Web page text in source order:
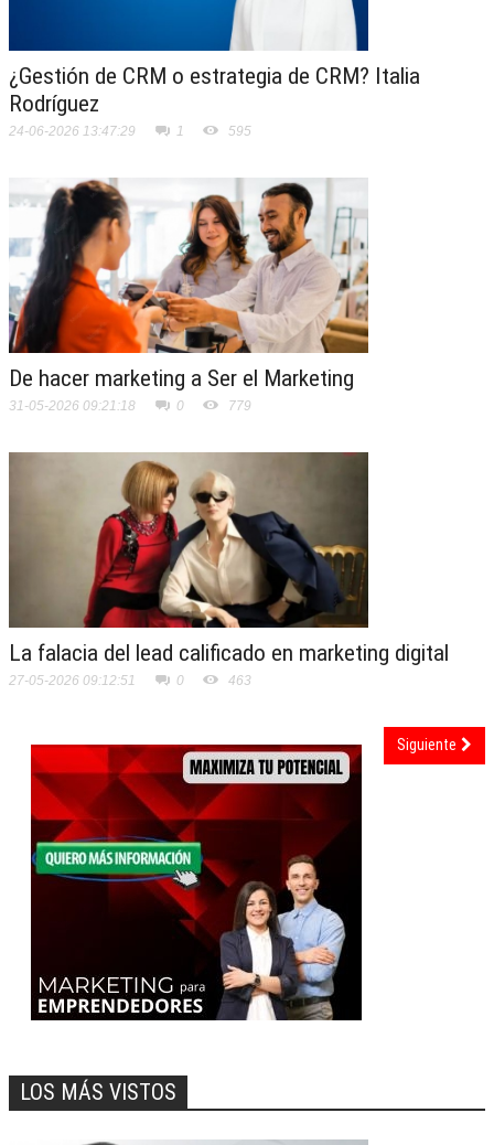
¿Gestión de CRM o estrategia de CRM? Italia
Rodríguez
24-06-2026 13:47:29 1 595
De hacer marketing a Ser el Marketing
31-05-2026 09:21:18 0 779
La falacia del lead calificado en marketing digital
27-05-2026 09:12:51 0 463
Siguiente
LOS MÁS VISTOS